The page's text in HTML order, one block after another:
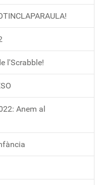
l'Scrabble!
Anem al